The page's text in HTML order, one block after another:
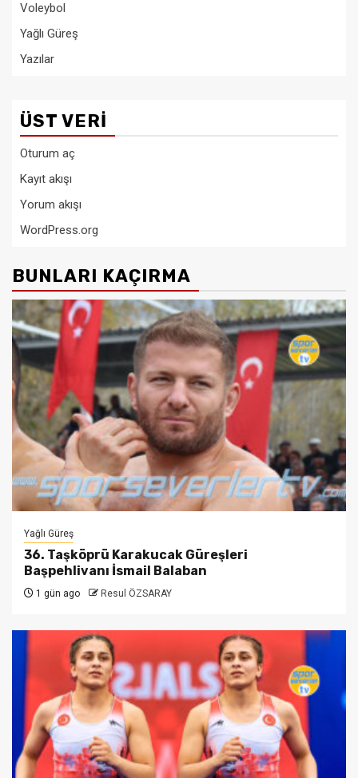
Voleybol
Yağlı Güreş
Yazılar
ÜST VERI
Oturum aç
Kayıt akışı
Yorum akışı
WordPress.org
BUNLARI KAÇIRMA
Yağlı Güreş
36. Taşköprü Karakucak Güreşleri
Başpehlivanı İsmail Balaban
1 gün ago Resul ÖZSARAY